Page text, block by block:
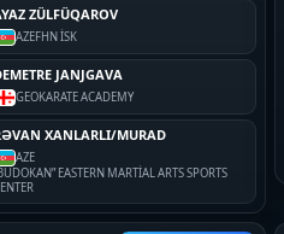
ZÜLFÜQAROV
AZEFHN İSK
JANJGAVA
GEOKARATE ACADEMY
XANLARLI/MURAD
AZE
EASTERN MARTİAL ARTS SPORTS